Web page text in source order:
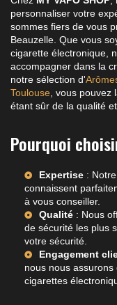
personnaliser votre
sommes fiers de vous
Beauzelle. Que vous
cigarette électronique,
accompagner dans la
notre sélection d'
Toulouse , vous
étant sûr de la qualité
Pourquoi
Expertise :
connaissent
à vous conseiller.
Qualité : Nous
de sécurité les plus
votre sécurité.
Engagement
nous nous
cigarettes